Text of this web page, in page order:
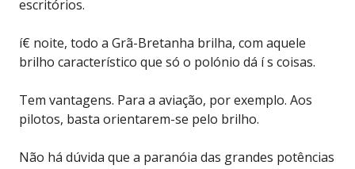
escritórios.
í€ noite, todo a Grã-Bretanha brilha, com aquele
brilho característico que só o polónio dá í s coisas.
Tem vantagens. Para a aviação, por exemplo. Aos
pilotos, basta orientarem-se pelo brilho.
Não há dúvida que a paranóia das grandes potências